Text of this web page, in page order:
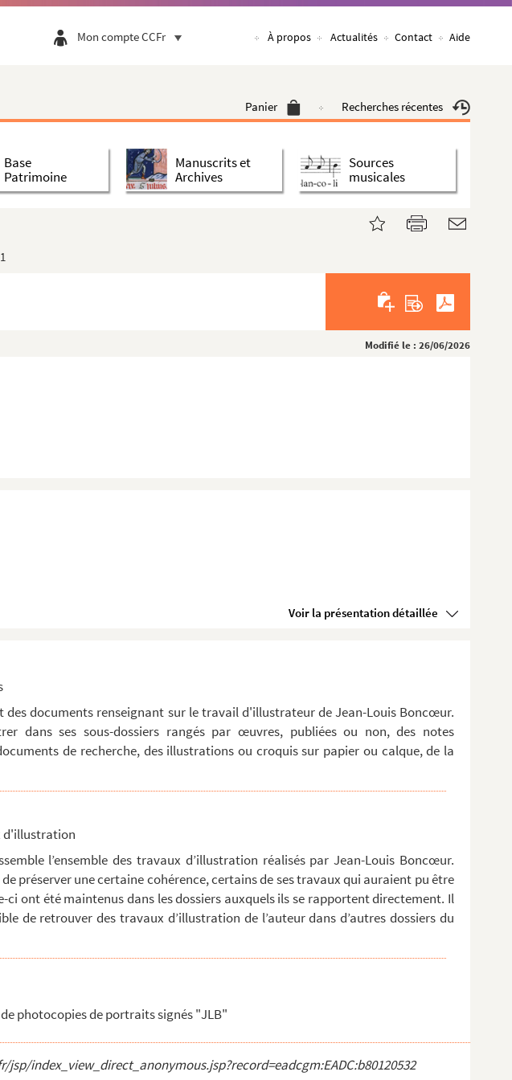
Mon compte CCFr À propos Actualités Contact Aide
Panier Recherches récentes
Base
Patrimoine
Manuscrits et
Archives
Sources
musicales
Modifié le : 26/06/2026
Voir la présentation détaillée
des documents renseignant sur le travail d'illustrateur de Jean-Louis Boncœur.
dans ses sous-dossiers rangés par œuvres, publiées ou non, des notes
de recherche, des illustrations ou croquis sur papier ou calque, de la
d'illustration
l’ensemble des travaux d’illustration réalisés par Jean-Louis Boncœur.
préserver une certaine cohérence, certains de ses travaux qui auraient pu être
ci ont été maintenus dans les dossiers auxquels ils se rapportent directement. Il
de retrouver des travaux d’illustration de l’auteur dans d’autres dossiers du
photocopies de portraits signés "JLB"
index_view_direct_anonymous.jsp?record=eadcgm:EADC:b80120532